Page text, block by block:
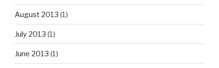
August 2013 (1)
July 2013 (1)
June 2013 (1)